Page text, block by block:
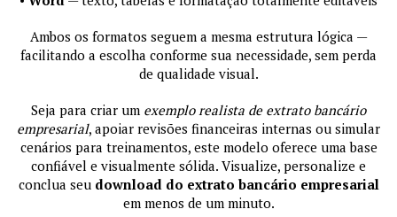
Ambos os formatos seguem a mesma estrutura lógica —
facilitando a escolha conforme sua necessidade, sem perda
de qualidade visual.
Seja para criar um exemplo realista de extrato bancário
empresarial, apoiar revisões financeiras internas ou simular
cenários para treinamentos, este modelo oferece uma base
confiável e visualmente sólida. Visualize, personalize e
conclua seu download do extrato bancário empresarial
em menos de um minuto.